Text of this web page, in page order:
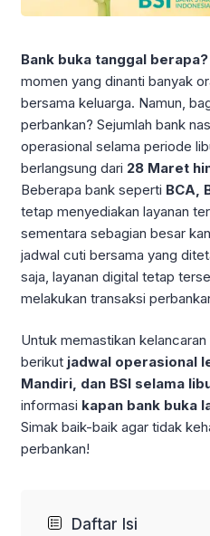
Bank buka tanggal berapa?
momen yang dinanti banyak
bersama keluarga. Namun,
perbankan? Sejumlah bank
operasional selama periode
berlangsung dari 28 Maret
Beberapa bank seperti BCA,
tetap menyediakan layanan
sementara sebagian besar
jadwal cuti bersama yang
saja, layanan digital tetap
melakukan transaksi
Untuk memastikan
berikut jadwal operasional
Mandiri, dan BSI selama
informasi kapan bank buka
Simak baik-baik agar tidak
perbankan!
Daftar Isi